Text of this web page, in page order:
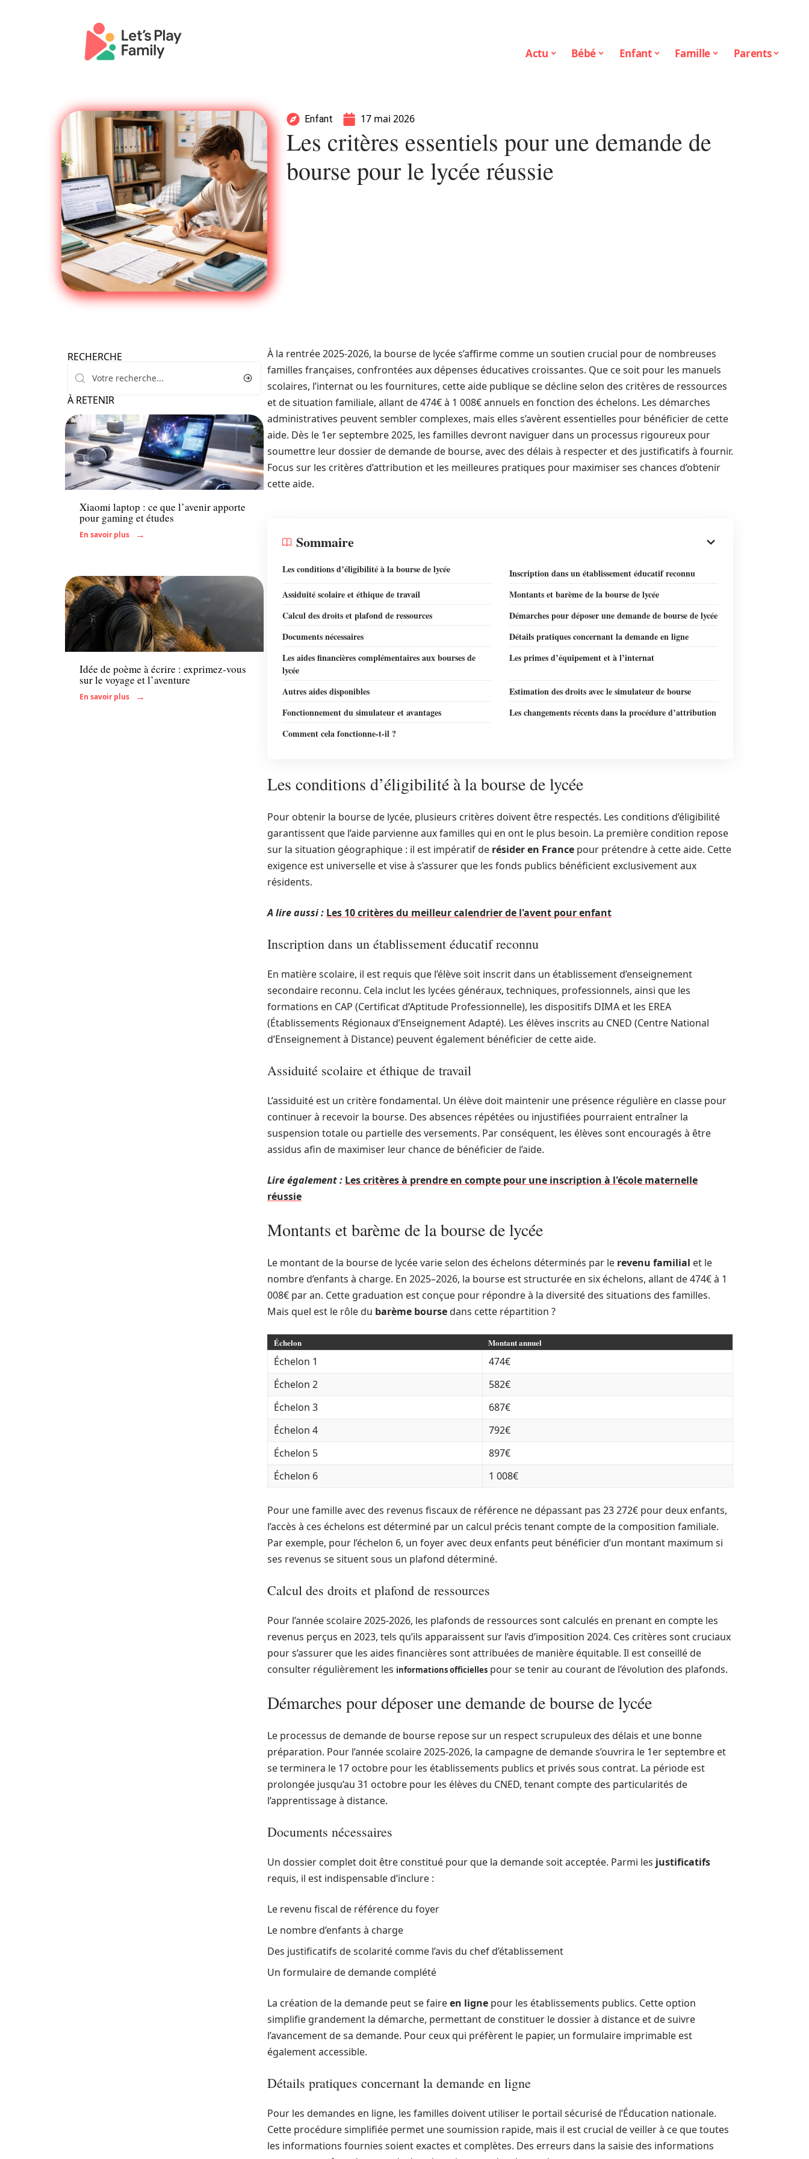
Actu Bébé Enfant Famille Parents
Enfant 17 mai 2026
Les critères essentiels pour une demande de
bourse pour le lycée réussie
RECHERCHE
À RETENIR
Enfant
Xiaomi laptop : ce que l’avenir apporte
pour gaming et études
En savoir plus
Idée de poème à écrire : exprimez-vous
sur le voyage et l’aventure
En savoir plus
À la rentrée 2025‑2026, la bourse de lycée s’affirme comme un soutien crucial pour de nombreuses
familles françaises, confrontées aux dépenses éducatives croissantes. Que ce soit pour les manuels
scolaires, l’internat ou les fournitures, cette aide publique se décline selon des critères de ressources
et de situation familiale, allant de 474€ à 1 008€ annuels en fonction des échelons. Les démarches
administratives peuvent sembler complexes, mais elles s’avèrent essentielles pour bénéficier de cette
aide. Dès le 1er septembre 2025, les familles devront naviguer dans un processus rigoureux pour
soumettre leur dossier de demande de bourse, avec des délais à respecter et des justificatifs à fournir.
Focus sur les critères d’attribution et les meilleures pratiques pour maximiser ses chances d’obtenir
cette aide.
Sommaire
Les conditions d’éligibilité à la bourse de lycée
Inscription dans un établissement éducatif reconnu
Assiduité scolaire et éthique de travail
Montants et barème de la bourse de lycée
Calcul des droits et plafond de ressources
Démarches pour déposer une demande de bourse de lycée
Documents nécessaires
Détails pratiques concernant la demande en ligne
Les aides financières complémentaires aux bourses de
lycée
Les primes d’équipement et à l’internat
Autres aides disponibles
Estimation des droits avec le simulateur de bourse
Fonctionnement du simulateur et avantages
Les changements récents dans la procédure d’attribution
Comment cela fonctionne-t-il ?
Les conditions d’éligibilité à la bourse de lycée
Pour obtenir la bourse de lycée, plusieurs critères doivent être respectés. Les conditions d’éligibilité
garantissent que l’aide parvienne aux familles qui en ont le plus besoin. La première condition repose
sur la situation géographique : il est impératif de résider en France pour prétendre à cette aide. Cette
exigence est universelle et vise à s’assurer que les fonds publics bénéficient exclusivement aux
résidents.
A lire aussi : Les 10 critères du meilleur calendrier de l'avent pour enfant
Inscription dans un établissement éducatif reconnu
En matière scolaire, il est requis que l’élève soit inscrit dans un établissement d’enseignement
secondaire reconnu. Cela inclut les lycées généraux, techniques, professionnels, ainsi que les
formations en CAP (Certificat d’Aptitude Professionnelle), les dispositifs DIMA et les EREA
(Établissements Régionaux d’Enseignement Adapté). Les élèves inscrits au CNED (Centre National
d’Enseignement à Distance) peuvent également bénéficier de cette aide.
Assiduité scolaire et éthique de travail
L’assiduité est un critère fondamental. Un élève doit maintenir une présence régulière en classe pour
continuer à recevoir la bourse. Des absences répétées ou injustifiées pourraient entraîner la
suspension totale ou partielle des versements. Par conséquent, les élèves sont encouragés à être
assidus afin de maximiser leur chance de bénéficier de l’aide.
Lire également : Les critères à prendre en compte pour une inscription à l'école maternelle
réussie
Montants et barème de la bourse de lycée
Le montant de la bourse de lycée varie selon des échelons déterminés par le revenu familial et le
nombre d’enfants à charge. En 2025–2026, la bourse est structurée en six échelons, allant de 474€ à 1
008€ par an. Cette graduation est conçue pour répondre à la diversité des situations des familles.
Mais quel est le rôle du barème boursedans cette répartition ?
Échelon Montant annuel
Échelon 1
474€
Échelon 2
582€
Échelon 3
687€
Échelon 4
792€
Échelon 5
897€
Échelon 6
1 008€
Pour une famille avec des revenus fiscaux de référence ne dépassant pas 23 272€ pour deux enfants,
l’accès à ces échelons est déterminé par un calcul précis tenant compte de la composition familiale.
Par exemple, pour l’échelon 6, un foyer avec deux enfants peut bénéficier d’un montant maximum si
ses revenus se situent sous un plafond déterminé.
Calcul des droits et plafond de ressources
Pour l’année scolaire 2025-2026, les plafonds de ressources sont calculés en prenant en compte les
revenus perçus en 2023, tels qu’ils apparaissent sur l’avis d’imposition 2024. Ces critères sont cruciaux
pour s’assurer que les aides financières sont attribuées de manière équitable. Il est conseillé de
consulter régulièrement les informations officielles pour se tenir au courant de l’évolution des plafonds.
Démarches pour déposer une demande de bourse de lycée
Le processus de demande de bourse repose sur un respect scrupuleux des délais et une bonne
préparation. Pour l’année scolaire 2025-2026, la campagne de demande s’ouvrira le 1er septembre et
se terminera le 17 octobre pour les établissements publics et privés sous contrat. La période est
prolongée jusqu’au 31 octobre pour les élèves du CNED, tenant compte des particularités de
l’apprentissage à distance.
Documents nécessaires
Un dossier complet doit être constitué pour que la demande soit acceptée. Parmi les justificatifs
requis, il est indispensable d’inclure :
Le revenu fiscal de référence du foyer
Le nombre d’enfants à charge
Des justificatifs de scolarité comme l’avis du chef d’établissement
Un formulaire de demande complété
La création de la demande peut se faireen ligne pour les établissements publics. Cette option
simplifie grandement la démarche, permettant de constituer le dossier à distance et de suivre
l’avancement de sa demande. Pour ceux qui préfèrent le papier, un formulaire imprimable est
également accessible.
Détails pratiques concernant la demande en ligne
Pour les demandes en ligne, les familles doivent utiliser le portail sécurisé de l’Éducation nationale.
Cette procédure simplifiée permet une soumission rapide, mais il est crucial de veiller à ce que toutes
les informations fournies soient exactes et complètes. Des erreurs dans la saisie des informations